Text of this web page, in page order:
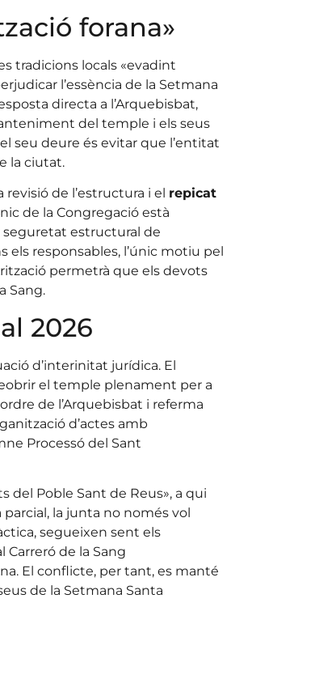
forana»
tradicions locals «evadint
l’essència de la Setmana
directa a l’Arquebisbat,
del temple i els seus
seu deure és evitar que l’entitat
la ciutat.
de l’estructura i el repicat
de la Congregació està
seguretat estructural de
responsables, l’únic motiu pel
permetrà que els devots
Sang.
2026
d’interinitat jurídica. El
el temple plenament per a
de l’Arquebisbat i referma
d’actes amb
Processó del Sant
del Poble Sant de Reus», a qui
la junta no només vol
segueixen sent els
Carreró de la Sang
El conflicte, per tant, es manté
de la Setmana Santa